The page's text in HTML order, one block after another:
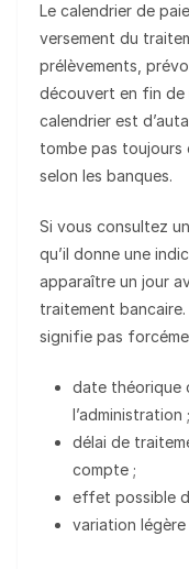
Le calendrier de
versement du
prélèvements,
découvert en fin de
calendrier est
tombe pas toujours
selon les banques.
Si vous consultez
qu’il donne une
apparaître un jour
traitement
signifie pas
date théorique
l’administration ;
délai de
compte ;
effet possible
variation légère